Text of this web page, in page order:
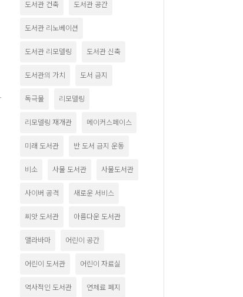
도서관 건축 도서관 공간
도서관 리노베이션
도서관 리모델링 도서관 신축
도서관의 가치 도서 금지
독극물 리모델링
리모델링 재개관 메이커스페이스
미래 도서관 반 도서 금지 운동
비소 사물 도서관 사물도서관
사이버 공격 새로운 서비스
씨앗 도서관 아름다운 도서관
앨라바마 어린이 공간
어린이 도서관 어린이 자료실
역사적인 도서관 연체료 폐지